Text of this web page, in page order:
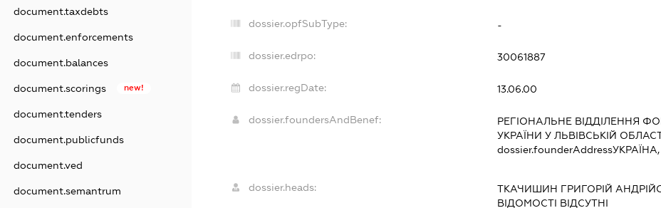
document.taxdebts
document.enforcements
document.balances
document.scorings new!
document.tenders
document.publicfunds
document.ved
document.semantrum
dossier.opfSubType: -
dossier.edrpo: 30061887
dossier.regDate: 13.06.00
dossier.foundersAndBenef:
РЕГІОНАЛЬНЕ ВІДДІЛЕННЯ
УКРАЇНИ У ЛЬВІВСЬКІЙ
dossier.founderAddress
dossier.heads: ТКАЧИШИН ГРИГОРІЙ
ВІДОМОСТІ ВІДСУТНІ